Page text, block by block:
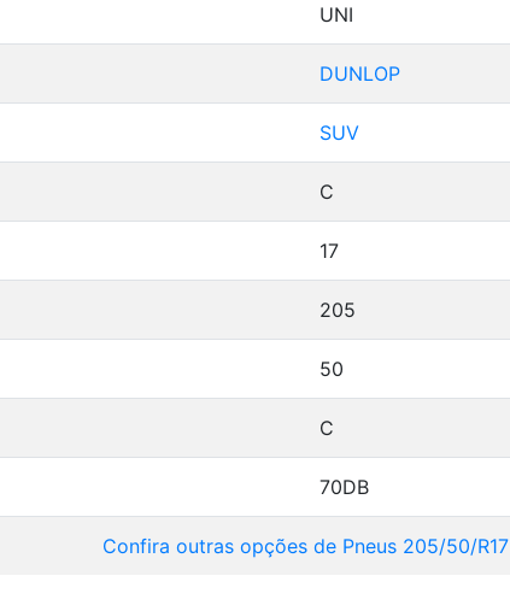
UNI
DUNLOP
SUV
C
17
205
50
C
70DB
Confira outras opções de Pneus 205/50/R17